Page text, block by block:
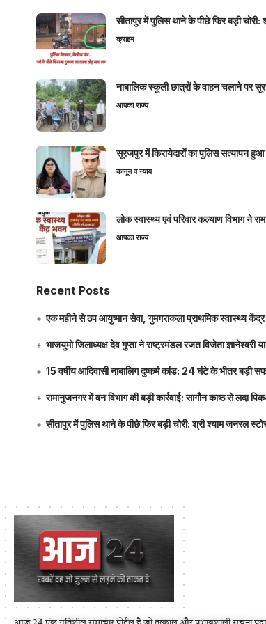
सीतापुर में पुलिस थाने के पीछे फिर बड़ी
क्राइम
नाबालिक स्कूली छात्रों के वाहन चलाने पर
आपका राज्य
सूरजपुर में किरायेदारों का पुलिस सत्यापन
कानून व न्याय
लोक स्वास्थ्य एवं परिवार कल्याण विभाग ने
आपका राज्य
Recent Posts
एक महीने से ठप आयुष्मान सेवा, गुमगराकला प्राथमिक स्वास्थ्य केंद्र
भाजयुमो जिलाध्यक्ष देव गुप्ता ने राष्ट्रमंडल रजत विजेता ज्ञानेश्वरी
15 वर्षीय आदिवासी नाबालिग दुष्कर्म कांड: 24 घंटे के भीतर बड़ी
रामानुजनगर में वन विभाग की बड़ी कार्रवाई: सागौन काष्ठ से लदा
सीतापुर में पुलिस थाने के पीछे फिर बड़ी चोरी: श्री श्याम जनरल